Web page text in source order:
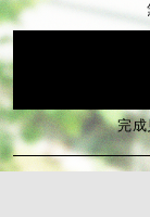
2024年10月 (2) 完成